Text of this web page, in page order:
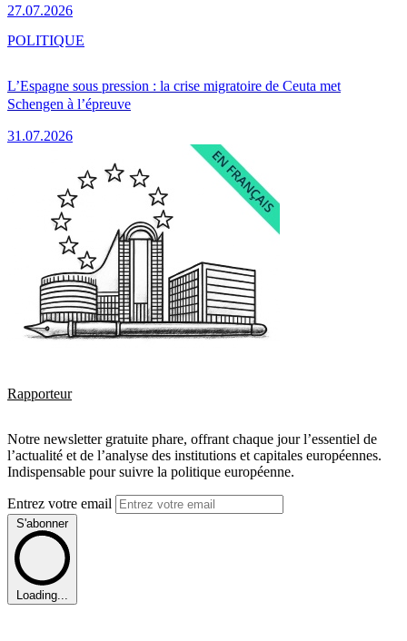
27.07.2026
L’Espagne sous pression : la crise migratoire de Ceuta met
Schengen à l’épreuve
31.07.2026
POLITIQUE
Rapporteur
Notre newsletter gratuite phare, offrant chaque jour l’essentiel de
l’actualité et de l’analyse des institutions et capitales européennes.
Indispensable pour suivre la politique européenne.
Entrez votre email
S'abonner
Loading...